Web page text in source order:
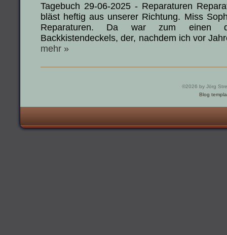
Tagebuch 29-06-2025 - Reparaturen
bläst heftig aus unserer Richtung. Miss
Reparaturen. Da war zum einen
Backkistendeckels, der, nachdem ich vor
mehr »
©2026 by Jörg
Blog